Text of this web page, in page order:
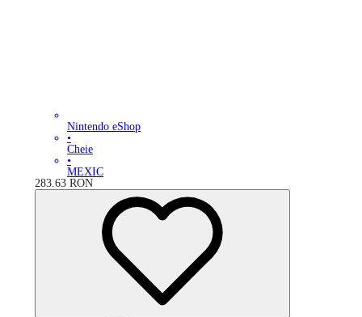
Nintendo eShop
•
Cheie
•
MEXIC
283.63 RON